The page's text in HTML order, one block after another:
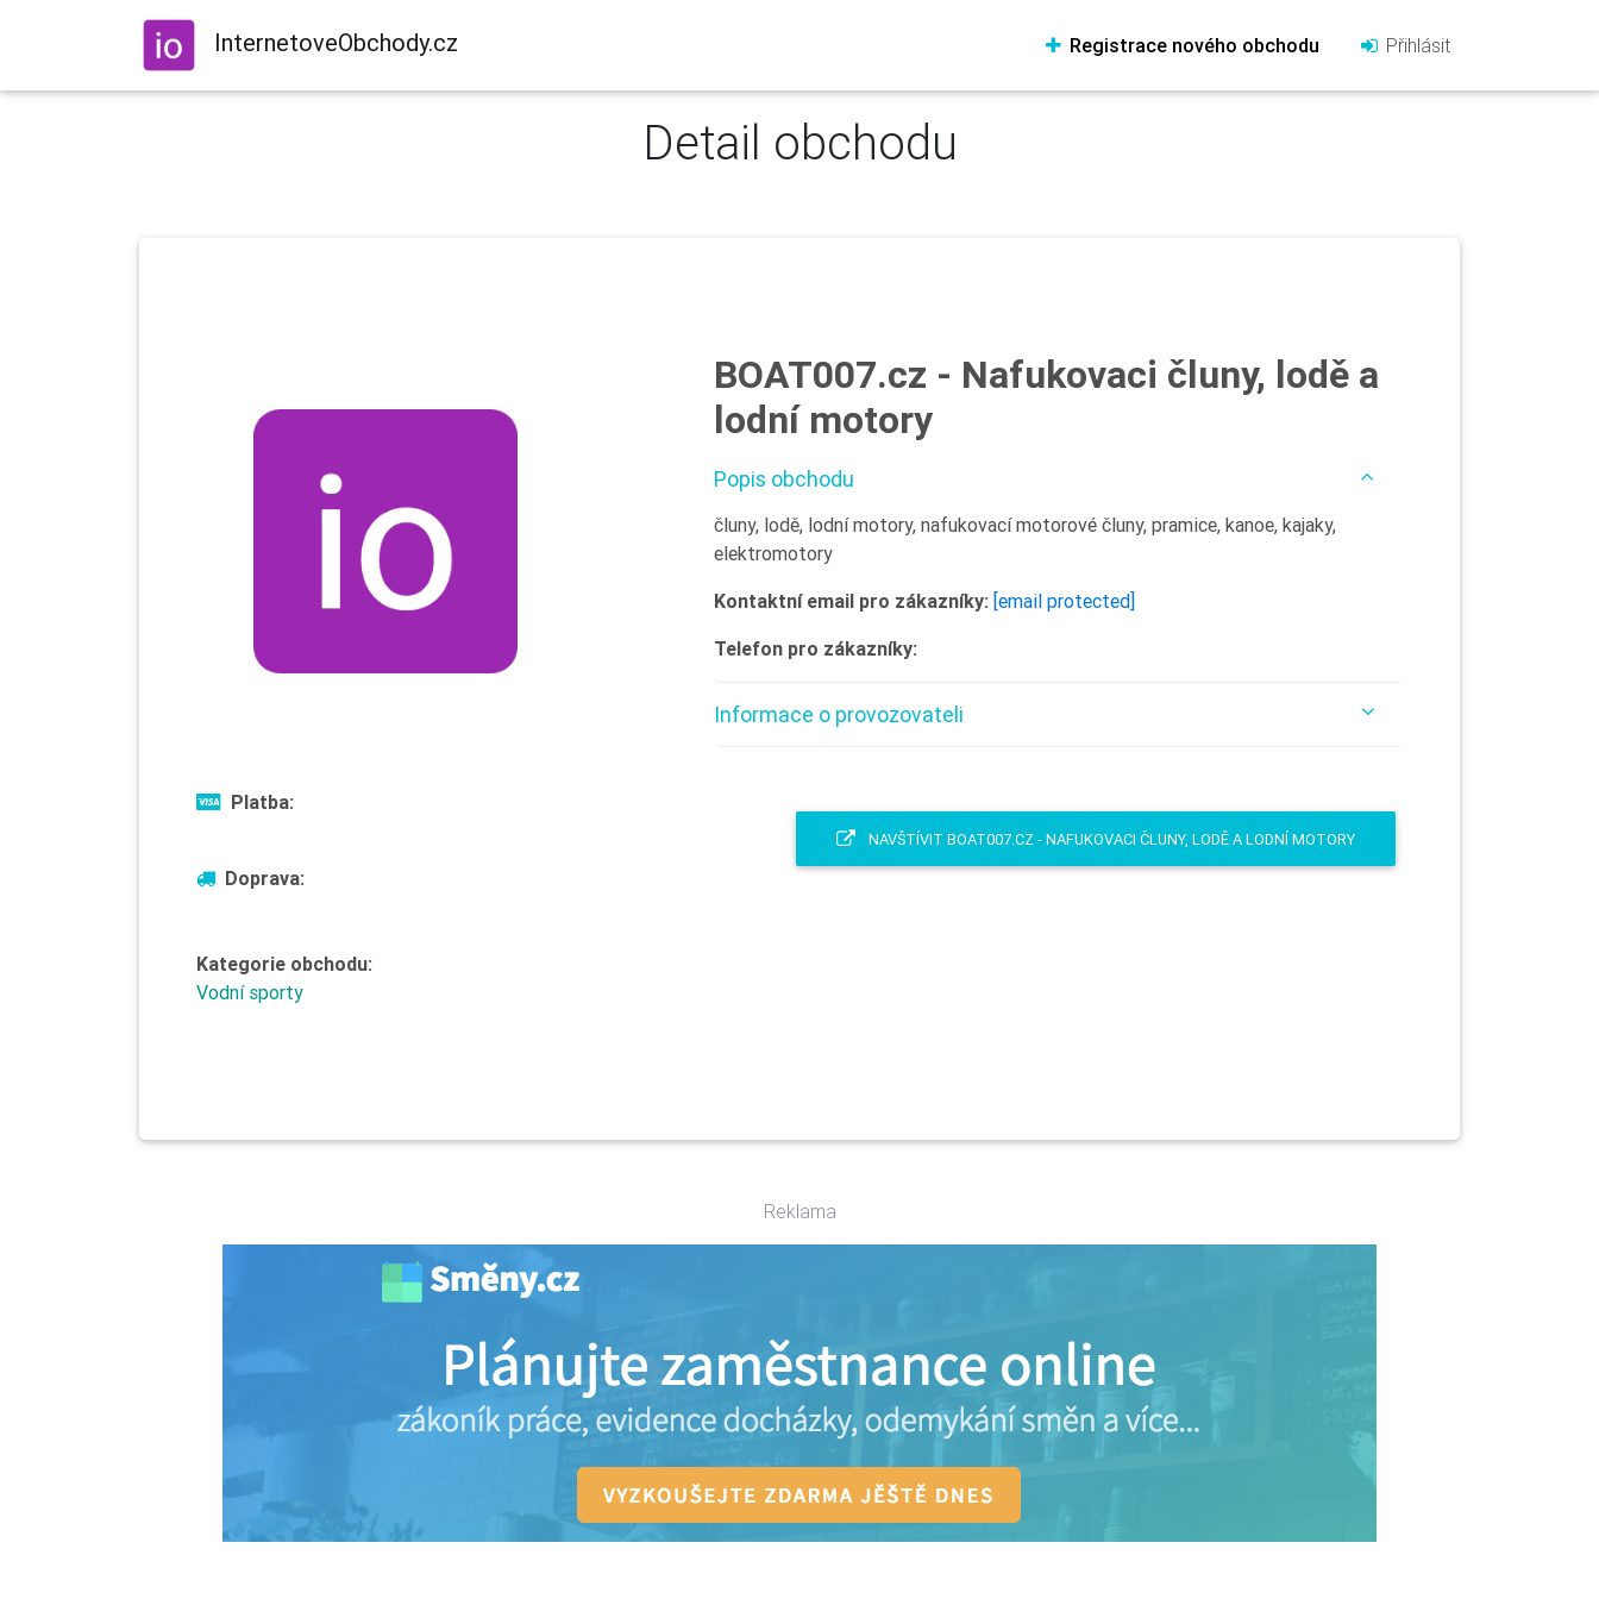
InternetoveObchody.cz Registrace nového obchodu Přihlásit
Detail obchodu
Platba:
Doprava:
Kategorie obchodu:
Vodní sporty
BOAT007.cz - Nafukovaci čluny, lodě a
lodní motory
Popis obchodu
čluny, lodě, lodní motory, nafukovací motorové čluny, pramice, kanoe, kajaky,
elektromotory
Kontaktní email pro zákazníky: [email protected]
Telefon pro zákazníky:
Informace o provozovateli
NAVŠTÍVIT BOAT007.CZ - NAFUKOVACI ČLUNY, LODĚ A LODNÍ MOTORY
Reklama